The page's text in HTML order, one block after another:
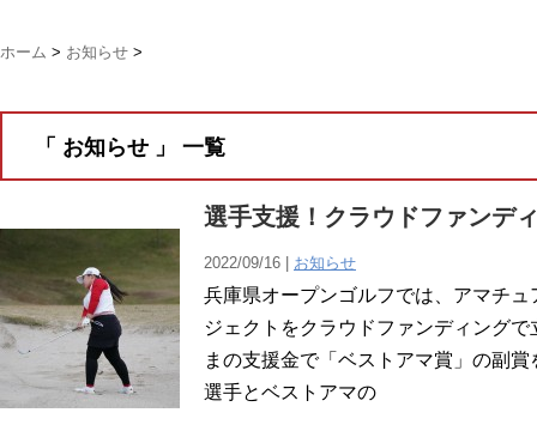
ホーム > お知らせ >
「 お知らせ 」 一覧
選手支援！クラウドファンデ
2022/09/16 | お知らせ
兵庫県オープンゴルフでは、アマチ
ジェクトをクラウドファンディング
まの支援金で「ベストアマ賞」の副
選手とベストアマの